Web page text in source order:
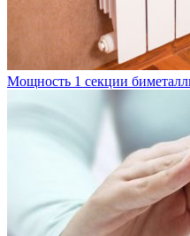
Мощность 1 секции